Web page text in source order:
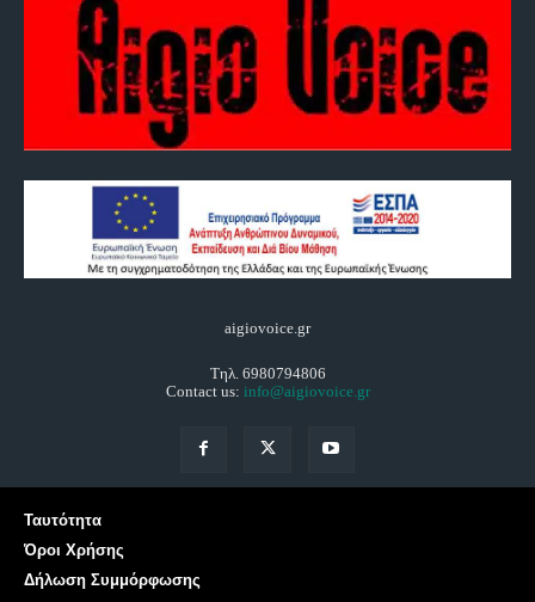
aigiovoice.gr
Τηλ. 6980794806
Contact us: info@aigiovoice.gr
Ταυτότητα
Όροι Χρήσης
Δήλωση Συμμόρφωσης